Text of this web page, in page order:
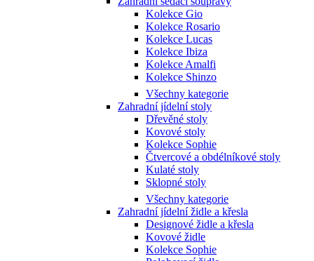
Kolekce Gio
Kolekce Rosario
Kolekce Lucas
Kolekce Ibiza
Kolekce Amalfi
Kolekce Shinzo
Všechny kategorie
Zahradní jídelní stoly
Dřevěné stoly
Kovové stoly
Kolekce Sophie
Čtvercové a obdélníkové stoly
Kulaté stoly
Sklopné stoly
Všechny kategorie
Zahradní jídelní židle a křesla
Designové židle a křesla
Kovové židle
Kolekce Sophie